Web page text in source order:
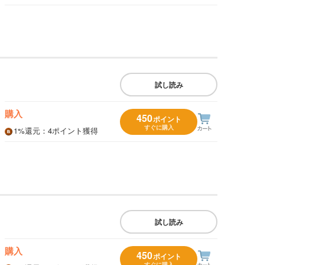
試し読み
購入
1%還元 ：4ポイント獲得
450ポイント
すぐに購入
試し読み
購入 450ポイント